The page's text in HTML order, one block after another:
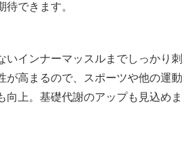
待できます。
いインナーマッスルまでしっかり刺
が高まるので、スポーツや他の運動
向上。基礎代謝のアップも見込めま